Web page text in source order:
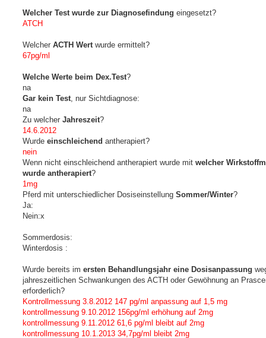
Welcher Test wurde zur Diagnosefindung eingesetzt?
ATCH
Welcher ACTH Wert wurde ermittelt?
67pg/ml
Welche Werte beim Dex.Test?
na
Gar kein Test , nur Sichtdiagnose:
na
Zu welcher Jahreszeit?
14.6.2012
Wurde einschleichend antherapiert?
nein
Wenn nicht einschleichend antherapiert wurde mit welcher
wurde antherapiert?
1mg
Pferd mit unterschiedlicher Dosiseinstellung Sommer/Winter?
Ja:
Nein:x
Sommerdosis:
Winterdosis :
Wurde bereits im ersten Behandlungsjahr eine Dosisanpassung
jahreszeitlichen Schwankungen des ACTH oder Gewöhnung an
erforderlich?
Kontrollmessung 3.8.2012 147 pg/ml anpassung auf 1,5 mg
kontrollmessung 9.10.2012 156pg/ml erhöhung auf 2mg
kontrollmessung 9.11.2012 61,6 pg/ml bleibt auf 2mg
kontrollmessung 10.1.2013 34,7pg/ml bleibt 2mg